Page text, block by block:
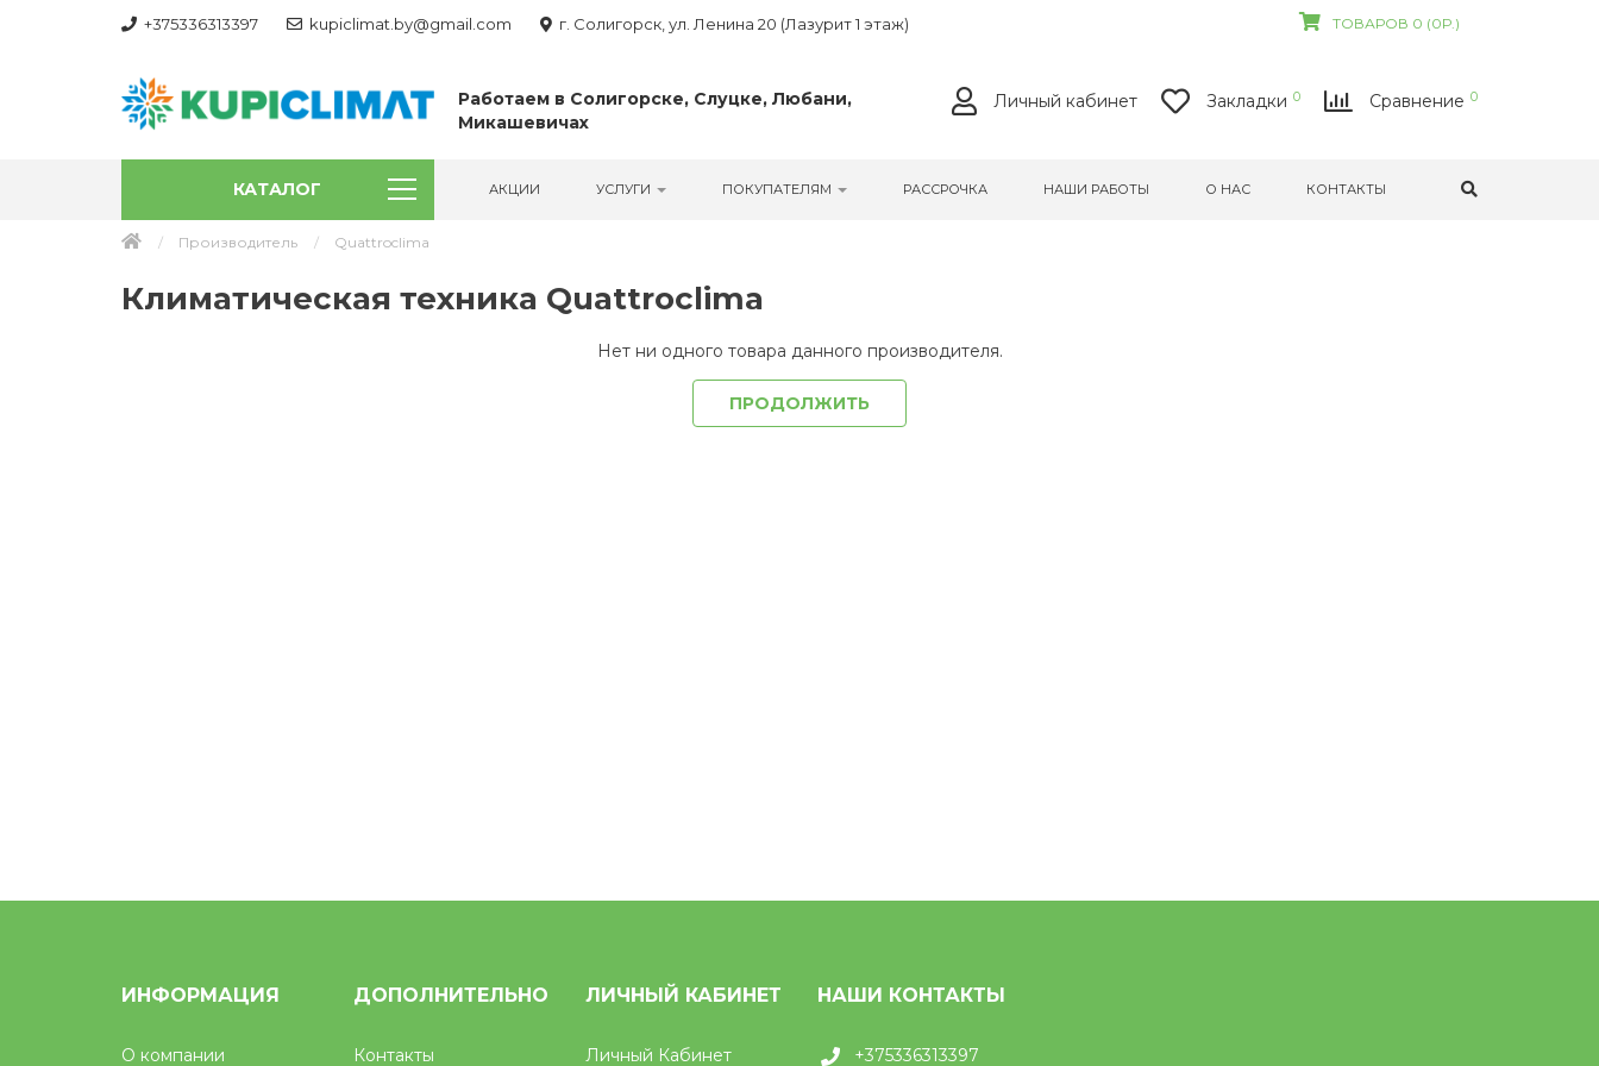
+375336313397 kupiclimat.by@gmail.com г. Солигорск, ул. Ленина 20 (Лазурит 1 этаж) ТОВАРОВ 0 (0Р.)
Работаем в Солигорске, Слуцке, Любани,
Микашевичах
Личный кабинет Закладки 0 Сравнение 0
КАТАЛОГ АКЦИИ УСЛУГИ ПОКУПАТЕЛЯМ РАССРОЧКА НАШИ РАБОТЫ О НАС КОНТАКТЫ
Производитель Quattroclima
Климатическая техника Quattroclima
Нет ни одного товара данного производителя.
ПРОДОЛЖИТЬ
ИНФОРМАЦИЯ
О компании
ДОПОЛНИТЕЛЬНО
Контакты
ЛИЧНЫЙ КАБИНЕТ
Личный Кабинет
НАШИ КОНТАКТЫ
+375336313397